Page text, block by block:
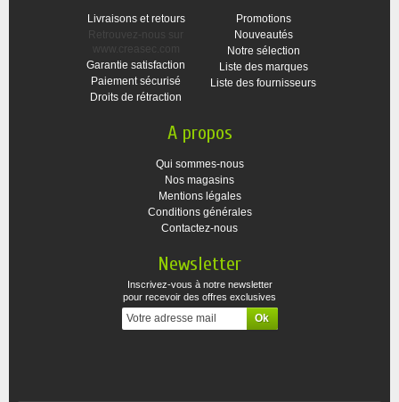
Livraisons et retours
Retrouvez-nous sur
www.creasec.com
Garantie satisfaction
Paiement sécurisé
Droits de rétraction
Promotions
Nouveautés
Notre sélection
Liste des marques
Liste des fournisseurs
A propos
Qui sommes-nous
Nos magasins
Mentions légales
Conditions générales
Contactez-nous
Newsletter
Inscrivez-vous à notre newsletter
pour recevoir des offres exclusives